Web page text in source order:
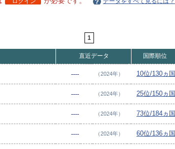
1
直近データ 国際順位
---- （2024年） 10位/130ヵ国
---- （2024年） 25位/150ヵ国
---- （2024年） 73位/184ヵ国
---- （2024年） 60位/136ヵ国